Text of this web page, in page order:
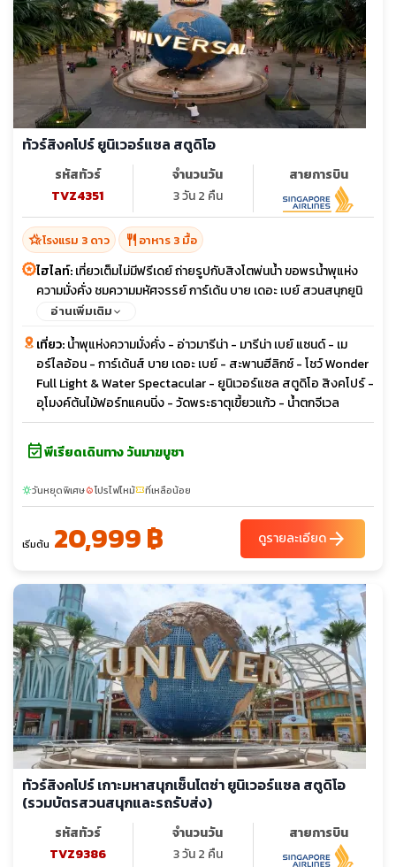
ทัวร์สิงคโปร์ ยูนิเวอร์แซล สตูดิโอ
รหัสทัวร์
TVZ4351
จำนวนวัน
3 วัน 2 คืน
สายการบิน
hotel_classโรงแรม 3 ดาว restaurant อาหาร 3 มื้อ
ไฮไลท์:เที่ยวเต็มไม่มีฟรีเดย์ ถ่ายรูปกับสิงโตพ่นน้ำ ขอพรน้ำพุแห่ง
ความมั่งคั่ง ชมความมหัศจรรย์ การ์เด้น บาย เดอะ เบย์ สวนสนุกยูนิ
เวอร์แซล สตูดิโอ
อ่านเพิ่มเติม
เที่ยว:น้ำพุแห่งความมั่งคั่ง - อ่าวมารีน่า - มารีน่า เบย์ แซนด์ - เม
อร์ไลอ้อน - การ์เด้นส์ บาย เดอะ เบย์ - สะพานฮีลิกซ์ - โชว์ Wonder
Full Light & Water Spectacular - ยูนิเวอร์แซล สตูดิโอ สิงคโปร์ -
อุโมงค์ต้นไม้ฟอร์ทแคนนิ่ง - วัดพระธาตุเขี้ยวแก้ว - น้ำตกจีเวล
event_availableพีเรียดเดินทาง วันมาฆบูชา
sunnyวันหยุดพิเศษlocal_fire_departmentโปรไฟไหม้confirmation_numberที่เหลือน้อย
เริ่มต้น 20,999 ฿ ดูรายละเอียดarrow_forward
ทัวร์สิงคโปร์ เกาะมหาสนุกเซ็นโตซ่า ยูนิเวอร์แซล สตูดิโอ
(รวมบัตรสวนสนุกและรถรับส่ง)
รหัสทัวร์
TVZ9386
จำนวนวัน
3 วัน 2 คืน
สายการบิน